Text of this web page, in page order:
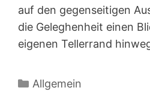
auf den gegenseitigen
die Geleghenheit einen
eigenen Tellerrand
Kategorien
Allgemein